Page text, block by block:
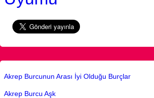
Akrep Burcunun Arası İyi Olduğu Burçlar
Akrep Burcu Aşk